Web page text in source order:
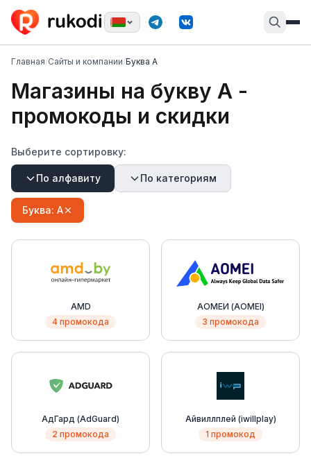
Главная/Сайты и компании/Буква А
Магазины на букву А -
промокоды и скидки
Выберите сортировку:
По алфавиту По категориям
Буква: А
AMD
4 промокода
АОМЕИ (AOMEI)
3 промокода
АдГард (AdGuard)
2 промокода
Айвиллплей (iwillplay)
1 промокод